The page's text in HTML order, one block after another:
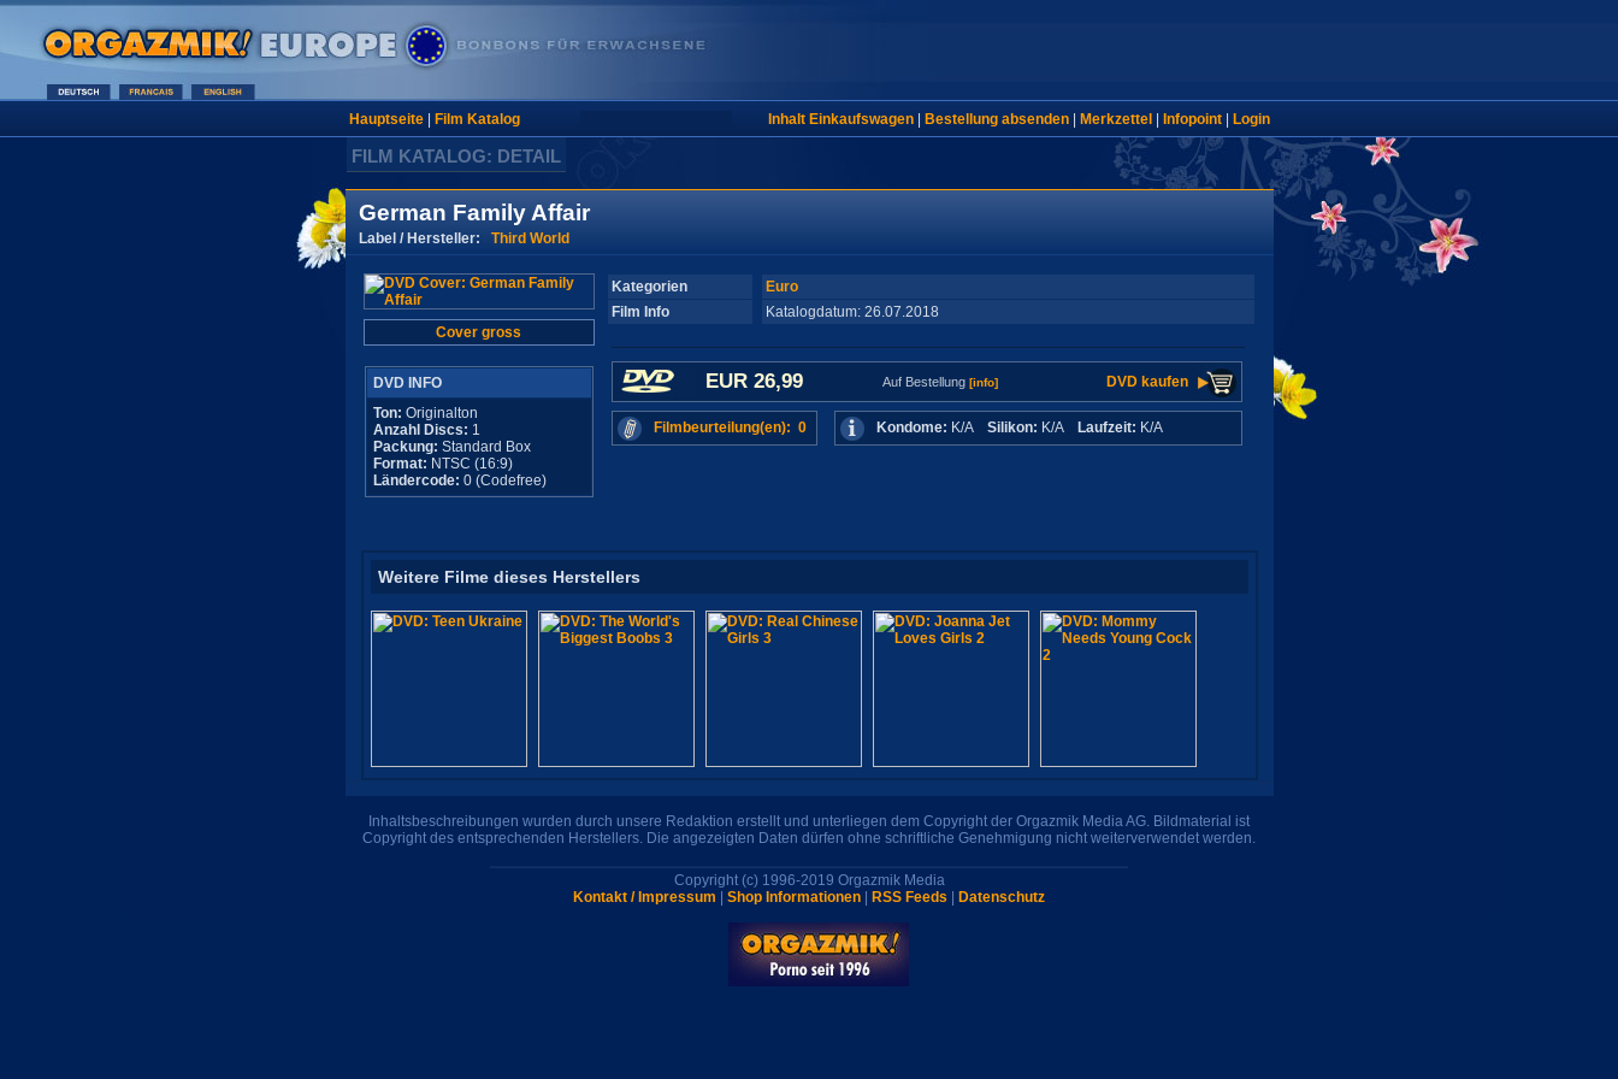
Hauptseite| Film Katalog Inhalt Einkaufswagen| Bestellung absenden| Merkzettel Infopoint| Login
FILM KATALOG: DETAIL
German Family Affair
Label / Hersteller: Third World
Cover gross
DVD INFO
Ton: Originalton
Anzahl Discs: 1
Packung: Standard Box
Format: NTSC (16:9)
Ländercode: 0 (Codefree)
Kategorien
Euro
Film Info
Katalogdatum: 26.07.2018
EUR 26,99 Auf Bestellung [info] DVD kaufen
Filmbeurteilung(en): 0 Kondome: K/A Silikon: K/A Laufzeit: K/A
Weitere Filme dieses Herstellers
Inhaltsbeschreibungen wurden durch unsere Redaktion erstellt und unterliegen dem Copyright der Orgazmik Media AG. Bildmaterial ist
Copyright des entsprechenden Herstellers. Die angezeigten Daten dürfen ohne schriftliche Genehmigung nicht weiterverwendet werden.
Copyright (c) 1996-2019 Orgazmik Media
Kontakt / Impressum
Shop Informationen RSS Feeds Datenschutz